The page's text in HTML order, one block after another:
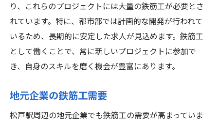
り、これらのプロジェクトには大量の鉄筋工が必要とさ
れています。特に、都市部では計画的な開発が行われて
いるため、長期的に安定した求人が見込めます。鉄筋工
として働くことで、常に新しいプロジェクトに参加で
き、自身のスキルを磨く機会が豊富にあります。
地元企業の鉄筋工需要
松戸駅周辺の地元企業でも鉄筋工の需要が高まっていま